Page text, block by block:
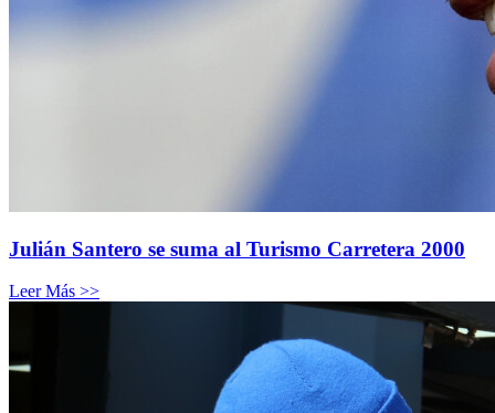
Julián Santero se suma al Turismo Carretera 2000
Leer Más >>